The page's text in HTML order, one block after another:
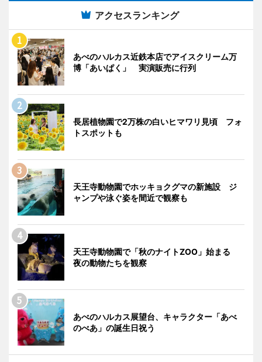
アクセスランキング
あべのハルカス近鉄本店でアイスクリーム万
博「あいぱく」 実演販売に行列
長居植物園で2万株の白いヒマワリ見頃 フォ
トスポットも
天王寺動物園でホッキョクグマの新施設 ジ
ャンプや泳ぐ姿を間近で観察も
天王寺動物園で「秋のナイトZOO」始まる
夜の動物たちを観察
あべのハルカス展望台、キャラクター「あべ
のべあ」の誕生日祝う